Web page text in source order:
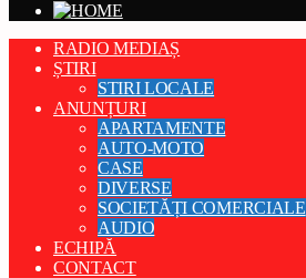
RADIO MEDIAȘ
ȘTIRI
STIRI LOCALE
ANUNȚURI
APARTAMENTE
AUTO-MOTO
CASE
DIVERSE
SOCIETĂȚI COMERCIALE
AUDIO
ECHIPĂ
CONTACT